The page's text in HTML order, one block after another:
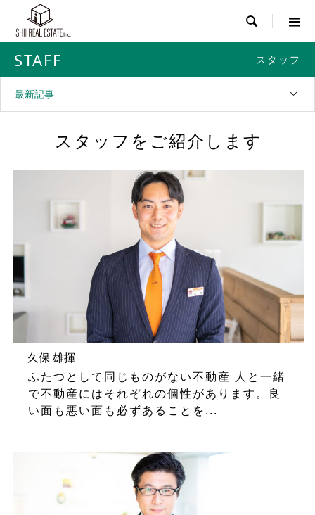

STAFF スタッフ
最新記事
スタッフをご紹介します
久保 雄揮
ふたつとして同じものがない不動産 人と一緒
で不動産にはそれぞれの個性があります。良
い面も悪い面も必ずあることを...